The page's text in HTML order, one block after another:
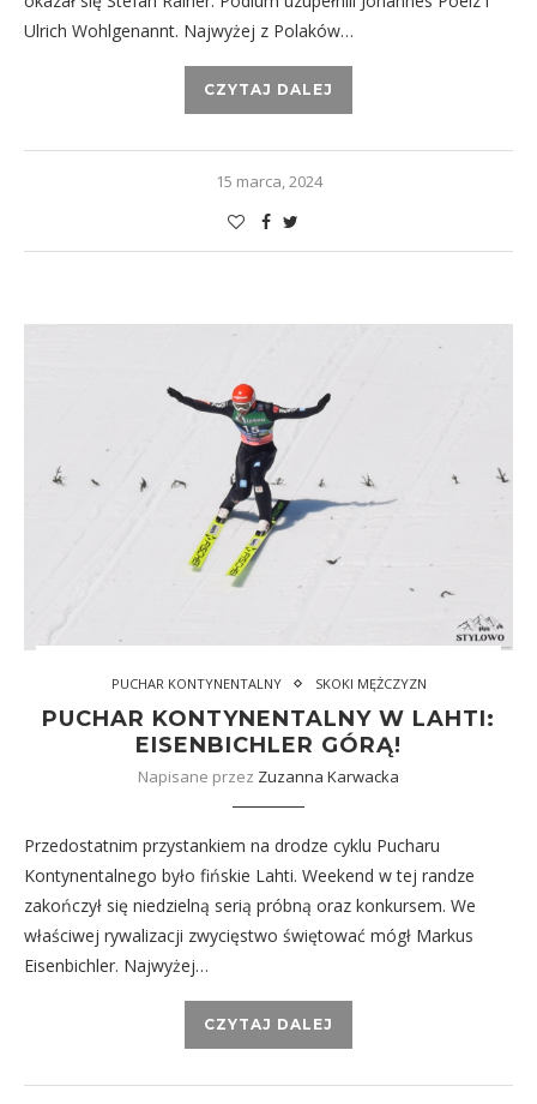
Ulrich Wohlgenannt. Najwyżej z Polaków…
CZYTAJ DALEJ
15 marca, 2024
PUCHAR KONTYNENTALNY SKOKI MĘŻCZYZN
PUCHAR KONTYNENTALNY W LAHTI:
EISENBICHLER GÓRĄ!
Napisane przez Zuzanna Karwacka
Przedostatnim przystankiem na drodze cyklu Pucharu
Kontynentalnego było fińskie Lahti. Weekend w tej randze
zakończył się niedzielną serią próbną oraz konkursem. We
właściwej rywalizacji zwycięstwo świętować mógł Markus
Eisenbichler. Najwyżej…
CZYTAJ DALEJ